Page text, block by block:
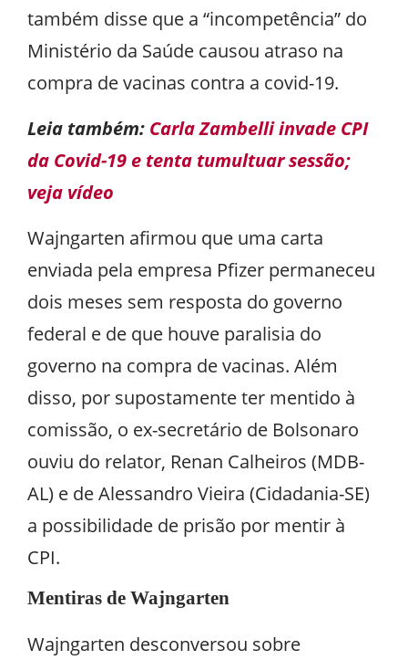
também disse que a “incompetência” do
Ministério da Saúde causou atraso na
compra de vacinas contra a covid-19.
Leia também: Carla Zambelli invade CPI
da Covid-19 e tenta tumultuar sessão;
veja vídeo
Wajngarten afirmou que uma carta
enviada pela empresa Pfizer permaneceu
dois meses sem resposta do governo
federal e de que houve paralisia do
governo na compra de vacinas. Além
disso, por supostamente ter mentido à
comissão, o ex-secretário de Bolsonaro
ouviu do relator, Renan Calheiros (MDB-
AL) e de Alessandro Vieira (Cidadania-SE)
a possibilidade de prisão por mentir à
CPI.
Mentiras de Wajngarten
Wajngarten desconversou sobre